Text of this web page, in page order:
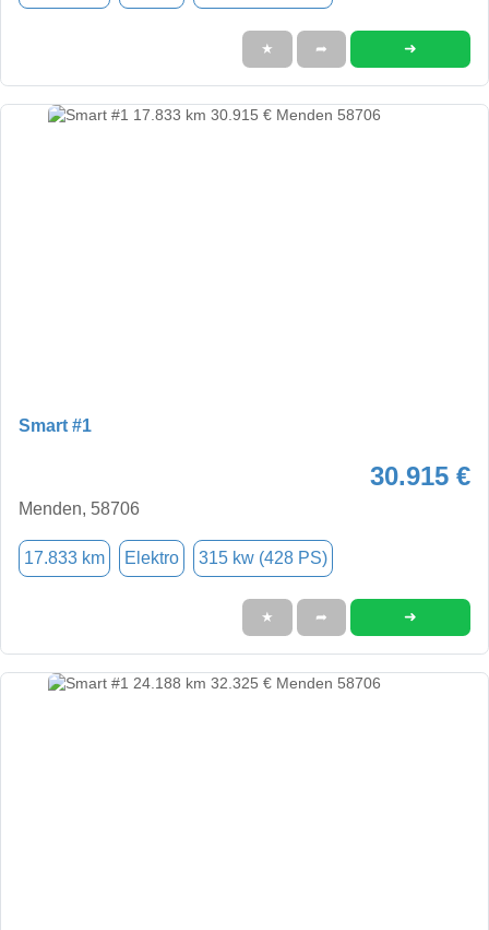
★ ➦ ➜
Smart #1
30.915 €
Menden, 58706
17.833 km Elektro 315 kw (428 PS)
★ ➦ ➜